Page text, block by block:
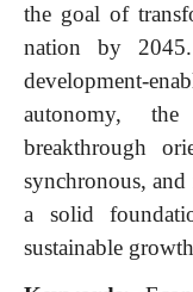
the goal of
nation by
development-
autonomy,
breakthrough
synchronous, and
a solid
sustainable